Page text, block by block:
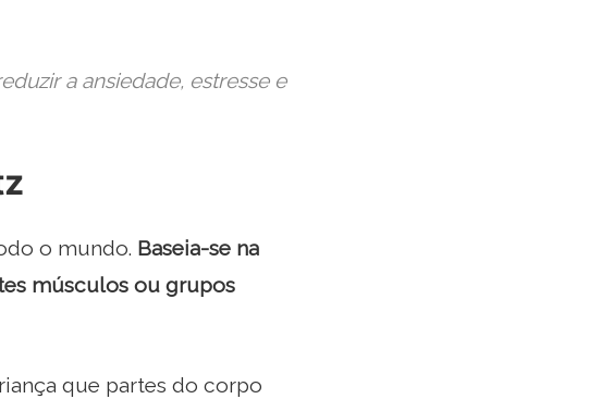
a ansiedade, estresse e
o mundo. Baseia-se na
músculos ou grupos
que partes do corpo